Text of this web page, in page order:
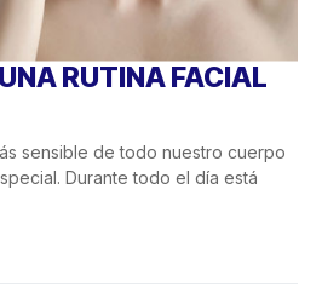
RUTINA FACIAL
sensible de todo nuestro cuerpo
Durante todo el día está